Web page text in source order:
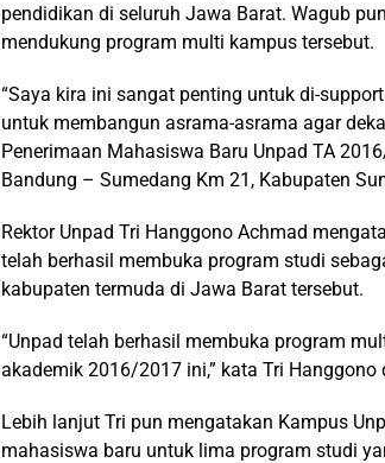
pendidikan di seluruh Jawa Barat. Wagub
mendukung program multi kampus tersebut.
“Saya kira ini sangat penting untuk di-
untuk membangun asrama-asrama agar
Penerimaan Mahasiswa Baru Unpad TA
Bandung – Sumedang Km 21, Kabupaten
Rektor Unpad Tri Hanggono Achmad
telah berhasil membuka program studi
kabupaten termuda di Jawa Barat tersebut.
“Unpad telah berhasil membuka program
akademik 2016/2017 ini,” kata Tri
Lebih lanjut Tri pun mengatakan Kampus
mahasiswa baru untuk lima program studi